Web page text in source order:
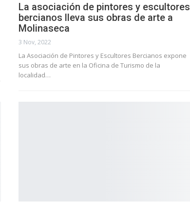
La asociación de pintores y escultores
bercianos lleva sus obras de arte a
Molinaseca
3 Nov, 2022
La Asociación de Pintores y Escultores Bercianos expone
sus obras de arte en la Oficina de Turismo de la
localidad…